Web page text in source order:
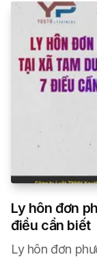
Ly hôn đơn
điều cần biết
Ly hôn đơn